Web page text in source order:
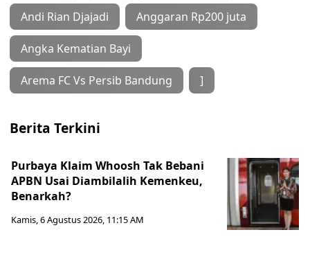
Andi Rian Djajadi Anggaran Rp200 juta
Angka Kematian Bayi
Arema FC Vs Persib Bandung ]
Berita Terkini
Purbaya Klaim Whoosh Tak Bebani
APBN Usai Diambilalih Kemenkeu,
Benarkah?
Kamis, 6 Agustus 2026, 11:15 AM